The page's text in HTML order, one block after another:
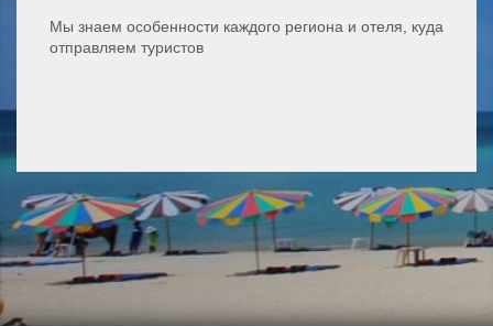
Мы знаем особенности каждого региона и отеля, куда
отправляем туристов